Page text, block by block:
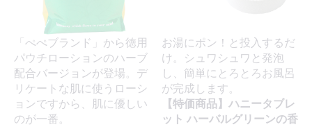
「ぺぺブランド」から徳用
パウチローションのハーブ
配合バージョンが登場。デ
リケートな肌に使うローシ
ョンですから、肌に優しい
のが一番。
お湯にポン！と投入するだ
け。シュワシュワと発泡
し、簡単にとろとろお風呂
が完成します。
【特価商品】ハニータブレ
ット ハーバルグリーンの香